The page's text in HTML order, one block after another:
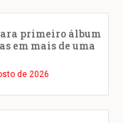
primeiro álbum
em mais de uma
de 2026